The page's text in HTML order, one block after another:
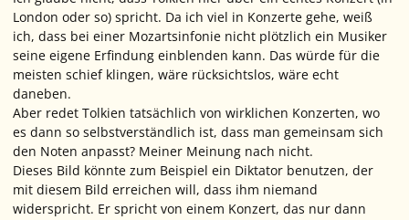
London oder so) spricht. Da ich viel in Konzerte gehe, weiß
ich, dass bei einer Mozartsinfonie nicht plötzlich ein Musiker
seine eigene Erfindung einblenden kann. Das würde für die
meisten schief klingen, wäre rücksichtslos, wäre echt
daneben.
Aber redet Tolkien tatsächlich von wirklichen Konzerten, wo
es dann so selbstverständlich ist, dass man gemeinsam sich
den Noten anpasst? Meiner Meinung nach nicht.
Dieses Bild könnte zum Beispiel ein Diktator benutzen, der
mit diesem Bild erreichen will, dass ihm niemand
widerspricht. Er spricht von einem Konzert, das nur dann